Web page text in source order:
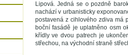
Lipová. Jedná se o pozdně
nachází v urbanisticky
postavená z cihlového zdiva má
boční fasádě je uplatněno osm
křídly ve dvou patrech je
střechou, na východní straně